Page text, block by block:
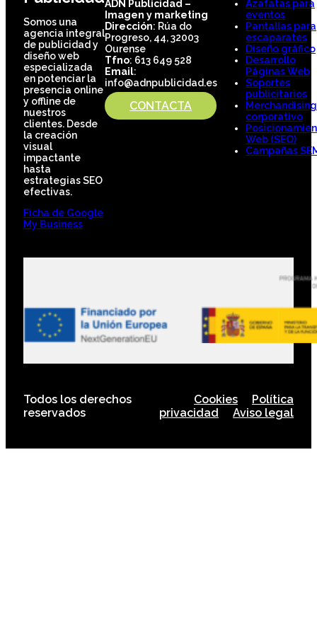
Somos una
agencia integral
de publicidad y
diseño web
especializada
en potenciar la
presencia online
y offline de
nuestros
clientes. Desde
la creación
visual
impactante
hasta
estrategias SEO
efectivas.
Ficha de Google
My Business
ADN Publicidad –
Imagen y marketing
Dirección: Rúa do
Progreso, 44, 32003
Ourense
Tfno: 613 649 528
Email:
info@adnpublicidad.es
CONTACTA
Azafatas para
eventos
Pantallas para
escaparates
Diseño gráfico
Desarrollo
Páginas Web
Soportes
publicitarios
Merchandising
corporativo
Web (SEO)
Campañas
Todos los derechos
reservados
Cookies
Política
privacidad
Aviso legal